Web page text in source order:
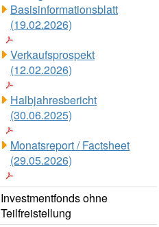
Basisinformationsblatt
(19.02.2026)
Verkaufsprospekt
(12.02.2026)
Halbjahresbericht
(30.06.2025)
Monatsreport / Factsheet
(29.05.2026)
Investmentfonds ohne
Teilfreistellung